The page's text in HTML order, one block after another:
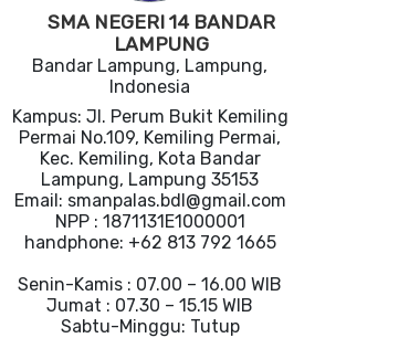
SMA NEGERI 14 BANDAR
LAMPUNG
Bandar Lampung, Lampung,
Indonesia
Kampus: Jl. Perum Bukit Kemiling
Permai No.109, Kemiling Permai,
Kec. Kemiling, Kota Bandar
Lampung, Lampung 35153
Email: smanpalas.bdl@gmail.com
NPP : 1871131E1000001
handphone: +62 813 792 1665
Senin-Kamis : 07.00 – 16.00 WIB
Jumat : 07.30 – 15.15 WIB
Sabtu-Minggu: Tutup